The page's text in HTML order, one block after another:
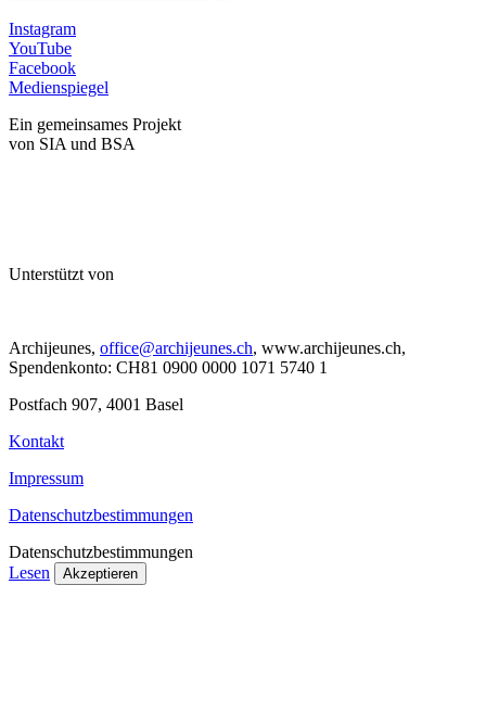
Instagram
YouTube
Facebook
Medienspiegel
Ein gemeinsames Projekt
von SIA und BSA
Unterstützt von
Archijeunes, office@archijeunes.ch, www.archijeunes.ch,
Spendenkonto: CH81 0900 0000 1071 5740 1
Postfach 907, 4001 Basel
Kontakt
Impressum
Datenschutzbestimmungen
Datenschutzbestimmungen
Lesen
Akzeptieren